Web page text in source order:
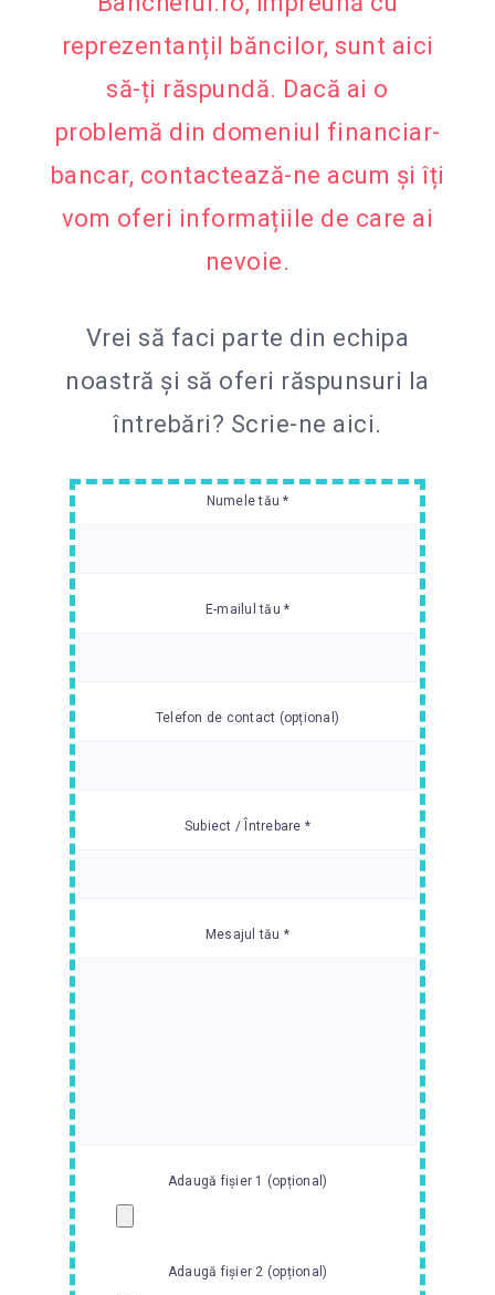
reprezentanțiI băncilor, sunt aici
să-ți răspundă. Dacă ai o
problemă din domeniul financiar-
bancar, contactează-ne acum și îți
vom oferi informațiile de care ai
nevoie.
Vrei să faci parte din echipa
noastră și să oferi răspunsuri la
întrebări? Scrie-ne aici.
Numele tău *
E-mailul tău *
Telefon de contact (opțional)
Subiect / Întrebare *
Mesajul tău *
Adaugă fișier 1 (opțional)
Adaugă fișier 2 (opțional)